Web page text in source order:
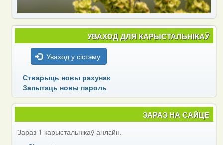
УВАХОД ДЛЯ КАРЫСТАЛЬНІКАЎ
Уваход у сістэму
Стварыць новы рахунак
Запытаць новы пароль
ЗАРАЗ НА САЙЦЕ
Зараз 1 карыстальнікаў анлайн.